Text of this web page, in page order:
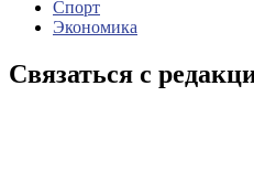
Спорт
Экономика
Связаться с